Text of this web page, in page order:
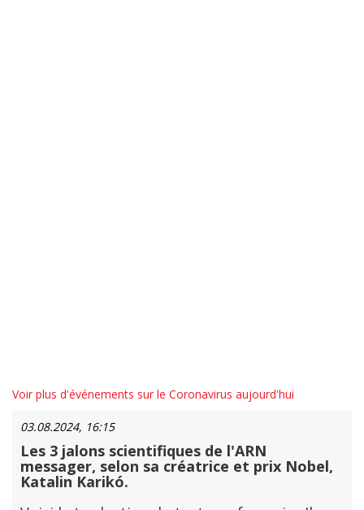
Voir plus d'événements sur le Coronavirus aujourd'hui
03.08.2024, 16:15
Les 3 jalons scientifiques de l'ARN
messager, selon sa créatrice et prix Nobel,
Katalin Karikó.